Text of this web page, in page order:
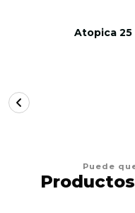
Atopica 25
Puede